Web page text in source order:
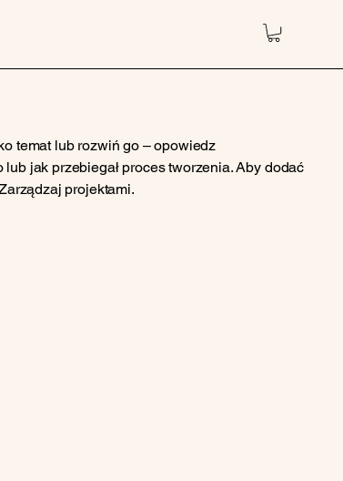
temat lub rozwiń go – opowiedz
jak przebiegał proces tworzenia. Aby dodać
projektami.